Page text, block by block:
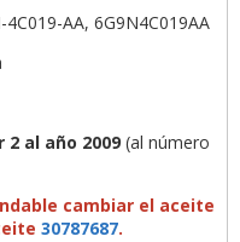
AA, 6G9N4C019AA
al año 2009 (al número
cambiar el aceite
30787687.